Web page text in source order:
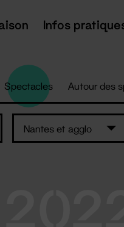
Infos
Spectacles Autour des
Nantes et agglo